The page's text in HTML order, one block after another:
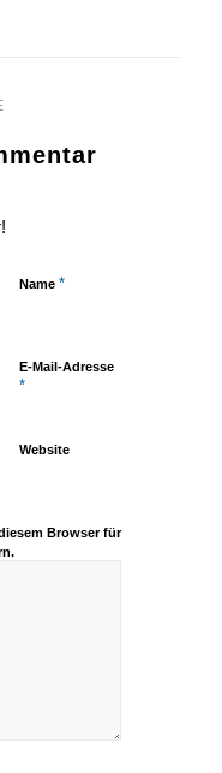
Name *
E-Mail-Adresse
*
Website
Browser für